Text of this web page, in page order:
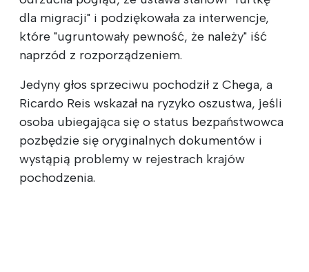
dla migracji" i podziękowała za interwencje,
które "ugruntowały pewność, że należy" iść
naprzód z rozporządzeniem.
Jedyny głos sprzeciwu pochodził z Chega, a
Ricardo Reis wskazał na ryzyko oszustwa, jeśli
osoba ubiegająca się o status bezpaństwowca
pozbędzie się oryginalnych dokumentów i
wystąpią problemy w rejestrach krajów
pochodzenia.